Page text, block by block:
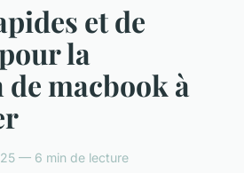
et de
la
macbook à
— 6 min de lecture